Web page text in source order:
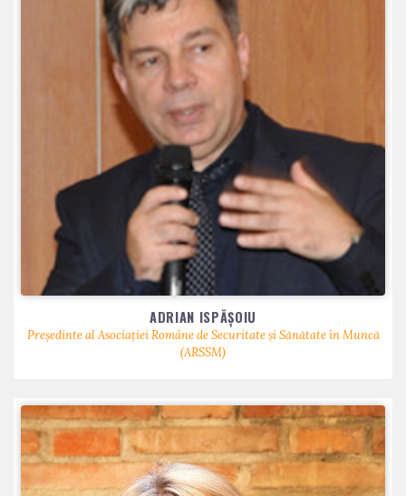
ADRIAN ISPĂȘOIU
Președinte al Asociației Române de Securitate și Sănătate în Muncă
(ARSSM)